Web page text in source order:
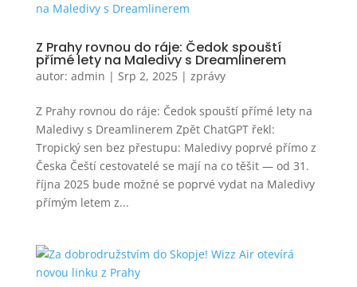
Z Prahy rovnou do ráje: Čedok spouští
přímé lety na Maledivy s Dreamlinerem
autor: admin | Srp 2, 2025| zprávy
Z Prahy rovnou do ráje: Čedok spouští přímé lety na
Maledivy s Dreamlinerem Zpět ChatGPT řekl:
Tropický sen bez přestupu: Maledivy poprvé přímo z
Česka Čeští cestovatelé se mají na co těšit — od 31.
října 2025 bude možné se poprvé vydat na Maledivy
přímým letem z...